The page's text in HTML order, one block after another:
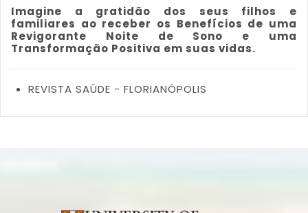
Imagine a gratidão dos seus filhos e
familiares ao receber os Benefícios de uma
Revigorante Noite de Sono e uma
Transformação Positiva em suas vidas.
REVISTA SAÚDE - FLORIANÓPOLIS